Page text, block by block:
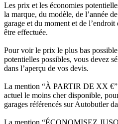
Les prix et les économies
la marque, du modèle, de l’année
garage et du moment et de
être effectuée.
Pour voir le prix le plus bas
potentielles possibles, vous devez
dans l’aperçu de vos devis.
La mention “À PARTIR DE XX
actuel le moins cher disponible,
garages référencés sur Autobutler
La mention “ÉCONOMISEZ